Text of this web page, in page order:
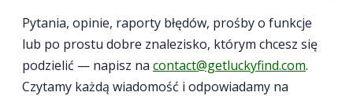
Pytania, opinie, raporty błędów, prośby o funkcje
lub po prostu dobre znalezisko, którym chcesz się
podzielić — napisz na contact@getluckyfind.com.
Czytamy każdą wiadomość i odpowiadamy na